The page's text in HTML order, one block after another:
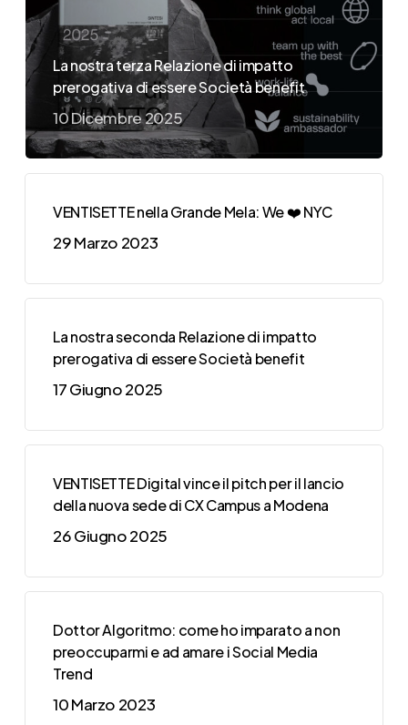
La nostra terza Relazione di impatto
prerogativa di essere Società benefit
10 Dicembre 2025
VENTISETTE nella Grande Mela: We ❤️ NYC
29 Marzo 2023
La nostra seconda Relazione di impatto
prerogativa di essere Società benefit
17 Giugno 2025
VENTISETTE Digital vince il pitch per il lancio
della nuova sede di CX Campus a Modena
26 Giugno 2025
Dottor Algoritmo: come ho imparato a non
preoccuparmi e ad amare i Social Media
Trend
10 Marzo 2023